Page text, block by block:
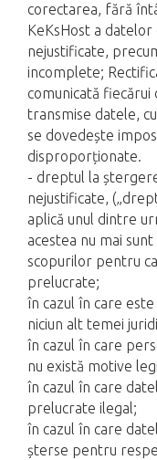
corectarea, fără
KeKsHost a
nejustificate,
incomplete;
comunicată
transmise datele,
se dovedește
disproporționate.
- dreptul la
nejustificate,
aplică unul dintre
acestea nu mai
scopurilor pentru
prelucrate;
în cazul în care
niciun alt temei
în cazul în care
nu există motive
în cazul în care
prelucrate ilegal;
în cazul în care
șterse pentru